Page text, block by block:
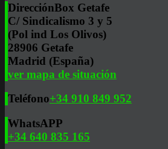
DirecciónBox Getafe
C/ Sindicalismo 3 y 5
(Pol ind Los Olivos)
28906 Getafe
Madrid (España)
ver mapa de situación
Teléfono+34 910 849 952
WhatsAPP
+34 640 835 165